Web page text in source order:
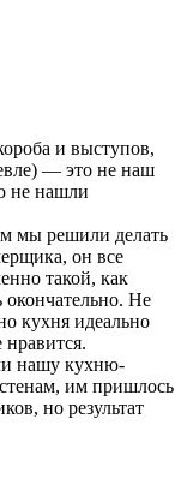
и выступов,
— это не наш
не нашли
мы решили делать
он все
такой, как
окончательно. Не
кухня идеально
нравится.
нашу кухню-
им пришлось
но результат